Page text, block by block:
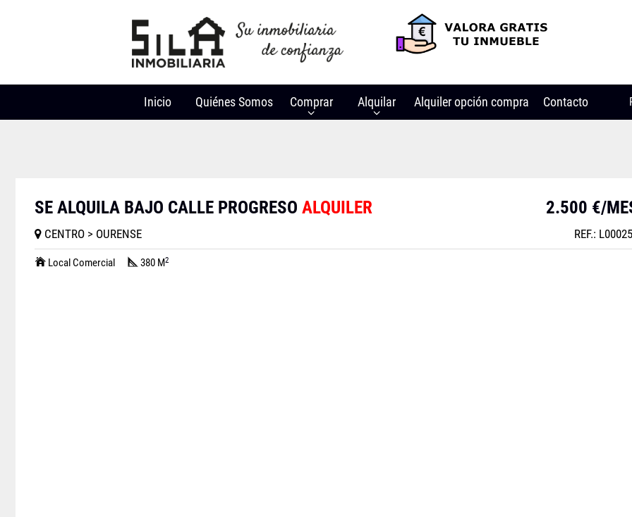
Inicio Quiénes Somos Comprar Alquilar Alquiler opción compra Contacto
SE ALQUILA BAJO CALLE PROGRESOALQUILER 2.500 €/
CENTRO > OURENSE REF.:
Local Comercial 380 M2